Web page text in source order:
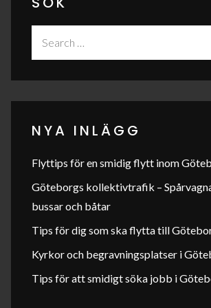
NYA INLÄGG
Flyttips för en smidig flytt inom
Göteborgs kollektivtrafik –
bussar och båtar
Tips för dig som ska flytta till
Kyrkor och begravningsplatser i
Tips för att smidigt söka jobb i